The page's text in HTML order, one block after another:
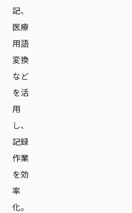
記、
医療
用語
変換
など
を活
用
し、
記録
作業
を効
率
化。